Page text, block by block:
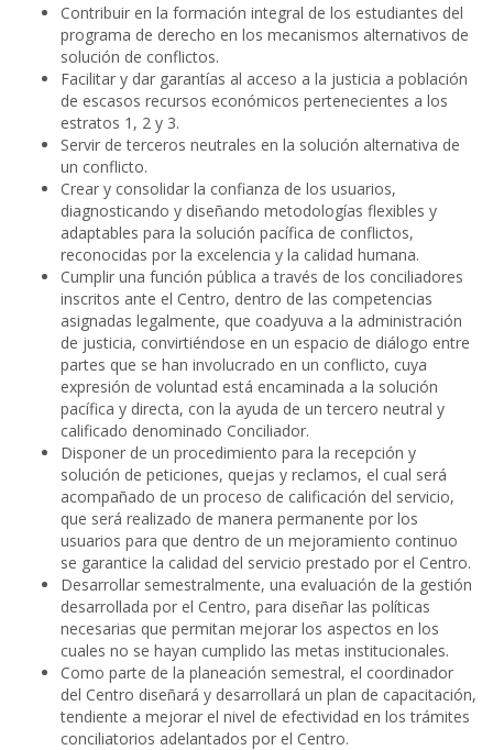
Contribuir en la formación integral de los estudiantes del
programa de derecho en los mecanismos alternativos de
solución de conflictos.
Facilitar y dar garantías al acceso a la justicia a población
de escasos recursos económicos pertenecientes a los
estratos 1, 2 y 3.
Servir de terceros neutrales en la solución alternativa de
un conflicto.
Crear y consolidar la confianza de los usuarios,
diagnosticando y diseñando metodologías flexibles y
adaptables para la solución pacífica de conflictos,
reconocidas por la excelencia y la calidad humana.
Cumplir una función pública a través de los conciliadores
inscritos ante el Centro, dentro de las competencias
asignadas legalmente, que coadyuva a la administración
de justicia, convirtiéndose en un espacio de diálogo entre
partes que se han involucrado en un conflicto, cuya
expresión de voluntad está encaminada a la solución
pacífica y directa, con la ayuda de un tercero neutral y
calificado denominado Conciliador.
Disponer de un procedimiento para la recepción y
solución de peticiones, quejas y reclamos, el cual será
acompañado de un proceso de calificación del servicio,
que será realizado de manera permanente por los
usuarios para que dentro de un mejoramiento continuo
se garantice la calidad del servicio prestado por el Centro.
Desarrollar semestralmente, una evaluación de la gestión
desarrollada por el Centro, para diseñar las políticas
necesarias que permitan mejorar los aspectos en los
cuales no se hayan cumplido las metas institucionales.
Como parte de la planeación semestral, el coordinador
del Centro diseñará y desarrollará un plan de capacitación,
tendiente a mejorar el nivel de efectividad en los trámites
conciliatorios adelantados por el Centro.